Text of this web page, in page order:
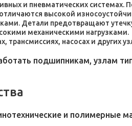
и пневматических
высокой
Детали предотвращают
механическими нагрузками.
насосах и других
подшипникам, узлам
и полимерные